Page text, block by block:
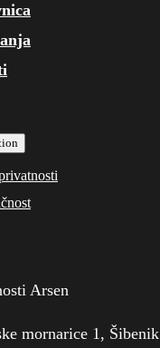
Arsen
mornarice 1, Šibenik